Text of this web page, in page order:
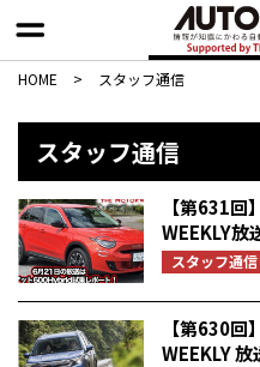
HOME > スタッフ通信
スタッフ通信
【第631
WEEKLY放
スタッフ通信
【第630
WEEKLY 放